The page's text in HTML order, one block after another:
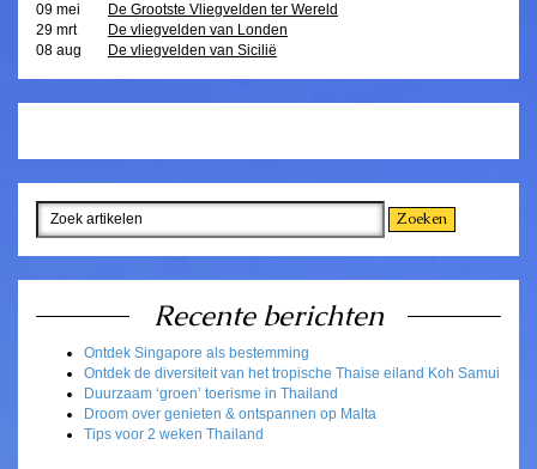
09 mei
De Grootste Vliegvelden ter Wereld
29 mrt
De vliegvelden van Londen
08 aug
De vliegvelden van Sicilië
Recente berichten
Ontdek Singapore als bestemming
Ontdek de diversiteit van het tropische Thaise eiland Koh Samui
Duurzaam ‘groen’ toerisme in Thailand
Droom over genieten & ontspannen op Malta
Tips voor 2 weken Thailand